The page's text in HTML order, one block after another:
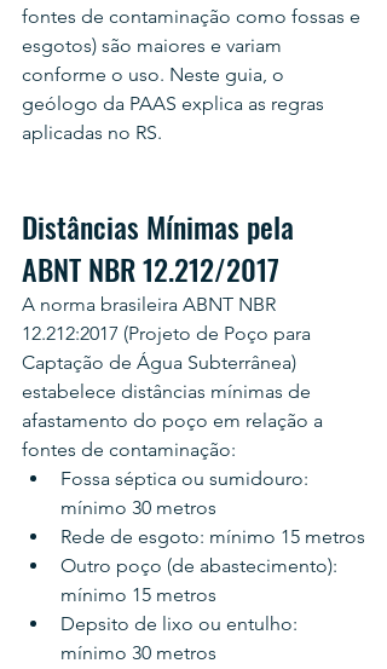
fontes de contaminação como fossas e
esgotos) são maiores e variam
conforme o uso. Neste guia, o
geólogo da PAAS explica as regras
aplicadas no RS.
Distâncias Mínimas pela
ABNT NBR 12.212/2017
A norma brasileira ABNT NBR
12.212:2017 (Projeto de Poço para
Captação de Água Subterrânea)
estabelece distâncias mínimas de
afastamento do poço em relação a
fontes de contaminação:
Fossa séptica ou sumidouro:
mínimo 30 metros
Rede de esgoto: mínimo 15 metros
Outro poço (de abastecimento):
mínimo 15 metros
Depsito de lixo ou entulho:
mínimo 30 metros